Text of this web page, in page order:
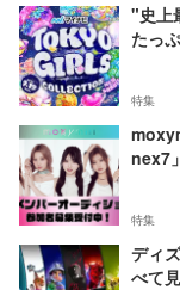
"史上
たっ
特集
nex7」
特集
ディ
べて